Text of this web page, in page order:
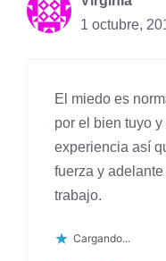
1 octubre,
El miedo es
por el bien tuyo
experiencia así
fuerza y
trabajo.
Cargando...